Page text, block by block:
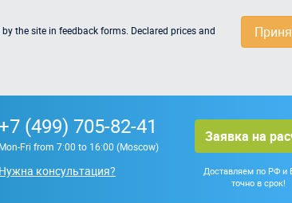
the site in feedback forms. Declared prices and
+7 (499) 705-82-41
Mon-Fri from 7:00 to 16:00 (Moscow)
Нужна консультация?
Заявка на
Доставляем по РФ и
точно в срок!